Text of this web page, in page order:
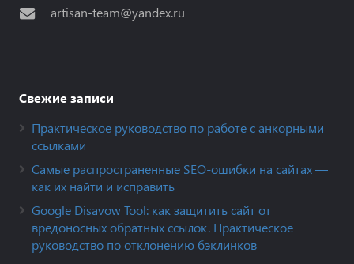
artisan-team@yandex.ru
Свежие записи
Практическое руководство по работе с анкорными
ссылками
Самые распространенные SEO-ошибки на сайтах —
как их найти и исправить
Google Disavow Tool: как защитить сайт от
вредоносных обратных ссылок. Практическое
руководство по отклонению бэклинков